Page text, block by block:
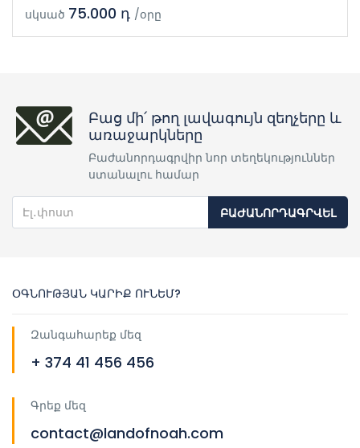
սկսած 75.000 դ /օրը
Բաց մի՛ թող լավագույն զեղչերը և
առաջարկները
Բաժանորդագրվիր նոր տեղեկություններ
ստանալու համար
ԲԱԺԱՆՈՐԴԱԳՐՎԵԼ
ՕԳՆՈՒԹՅԱՆ ԿԱՐԻՔ ՈՒՆԵՄ?
Զանգահարեք մեզ
+ 374 41 456 456
Գրեք մեզ
contact@landofnoah.com